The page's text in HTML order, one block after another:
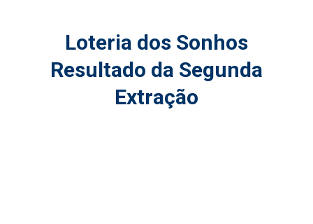
Loteria dos Sonhos
Resultado da Segunda
Extração